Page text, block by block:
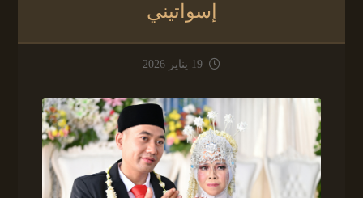
إسواتيني
19 يناير 2026